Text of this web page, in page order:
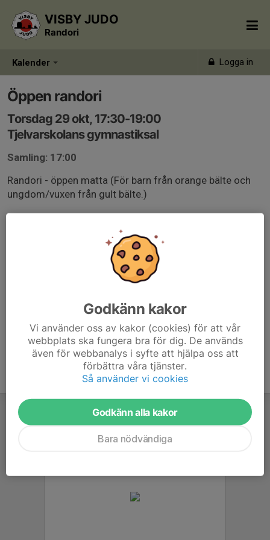
Kalender Logga in
VISBY JUDO
Randori
Öppen randori
Torsdag 29 okt, 17:30-19:00
Tjelvarskolans gymnastiksal
Samling: 17:00
Randori - öppen matta (För barn från orange bälte och
ungdom/vuxen från gult bälte.)
Godkänn kakor
Vi använder oss av kakor (cookies) för att vår
webbplats ska fungera bra för dig. De används
även för webbanalys i syfte att hjälpa oss att
förbättra våra tjänster.
Så använder vi cookies
Godkänn alla kakor
Bara nödvändiga